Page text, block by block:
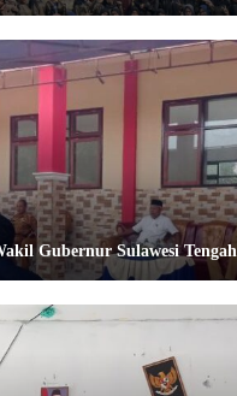
Gubernur Sulawesi Tengah